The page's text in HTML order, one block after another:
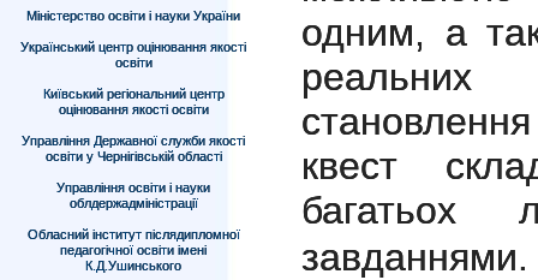
Міністерство освіти і науки України
Український центр оцінювання якості
освіти
Київський регіональний центр
оцінювання якості освіти
Управління Державної служби якості
освіти у Чернігівській області
Управління освіти і науки
облдержадміністрації
Обласний інститут післядипломної
педагогічної освіти імені
К.Д.Ушинського
одним, а
квест
багатьох